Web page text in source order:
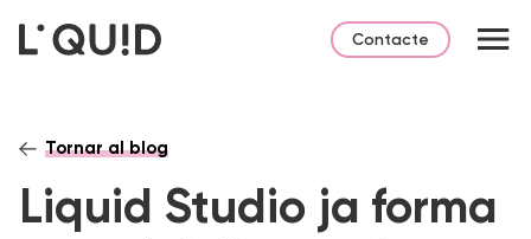
Contacte
Tornar al blog
Liquid Studio ja forma